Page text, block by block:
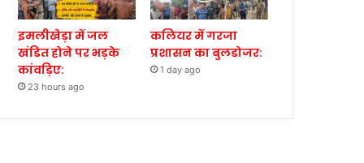
इमलीखेड़ा में जल
खंडित होने पर भड़के
कांवड़िए:
23 hours ago
कलियर में गरजा
प्रशासन का बुलडोजर:
1 day ago